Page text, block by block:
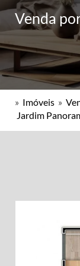
Venda
» Imóveis »
Jardim